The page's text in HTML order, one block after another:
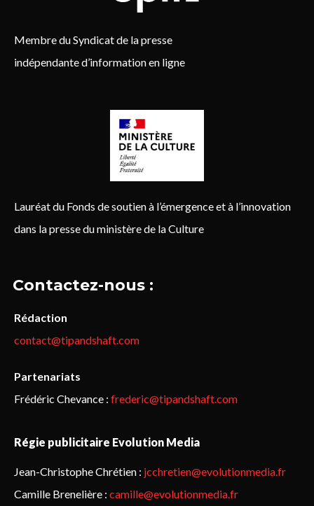
Membre du Syndicat de la presse
indépendante d’information en ligne
Lauréat du Fonds de soutien à l’émergence et à l’innovation
dans la presse du ministère de la Culture
Contactez-nous :
Rédaction
contact@tipandshaft.com
Partenariats
Frédéric Chevance : frederic@tipandshaft.com
Régie publicitaire Evolution Media
Jean-Christophe Chrétien : jcchretien@evolutionmedia.fr
Camille Brenelière : camille@evolutionmedia.fr